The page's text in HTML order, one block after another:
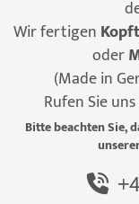
Wir fertigen
oder
(Made in
Rufen Sie
Bitte beachten Sie,